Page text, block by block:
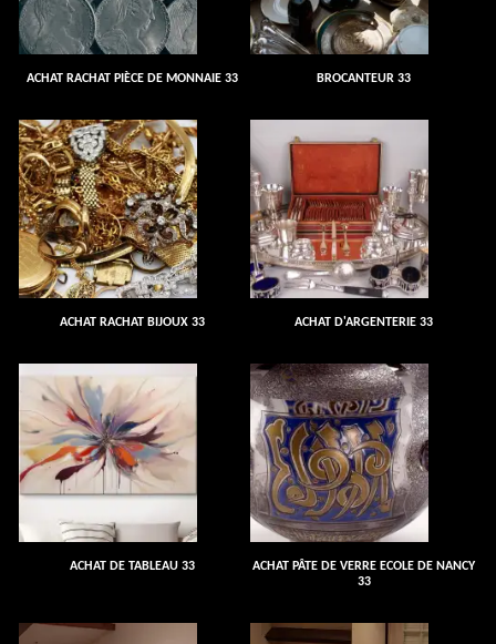
ACHAT RACHAT PIÈCE DE MONNAIE 33 BROCANTEUR 33
ACHAT RACHAT BIJOUX 33 ACHAT D'ARGENTERIE 33
ACHAT DE TABLEAU 33
ACHAT PÂTE DE VERRE ECOLE DE NANCY
33